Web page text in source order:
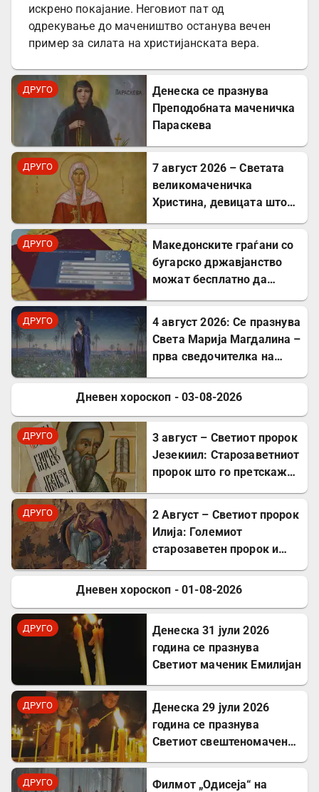
искрено покајание. Неговиот пат од
одрекување до мачеништво останува вечен
пример за силата на христијанската вера.
ДРУГО
Денеска се празнува
Преподобната маченичка
Параскева
ДРУГО
7 август 2026 – Светата
великомаченичка
Христина, девицата што
ДРУГО
Mакедонските граѓани со
бугарско државјанство
можат бесплатно да
ДРУГО
4 август 2026: Се празнува
Света Марија Магдалина –
прва сведочителка на
ДРУГО
Дневен хороскоп - 03-08-2026
ДРУГО
3 август – Светиот пророк
Језекиил: Старозаветниот
пророк што го претскажа
ДРУГО
2 Август – Светиот пророк
Илија: Големиот
старозаветен пророк и
ДРУГО
Дневен хороскоп - 01-08-2026
ДРУГО
Денеска 31 јули 2026
година се празнува
Светиот маченик Емилијан
ДРУГО
Денеска 29 јули 2026
година се празнува
Светиот свештеномаченик
ДРУГО
Филмот „Одисеја“ на